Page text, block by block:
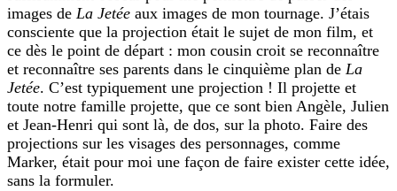
images de La Jetée aux images de mon tournage. J’étais
consciente que la projection était le sujet de mon film, et
ce dès le point de départ : mon cousin croit se reconnaître
et reconnaître ses parents dans le cinquième plan de La
Jetée. C’est typiquement une projection ! Il projette et
toute notre famille projette, que ce sont bien Angèle, Julien
et Jean-Henri qui sont là, de dos, sur la photo. Faire des
projections sur les visages des personnages, comme
Marker, était pour moi une façon de faire exister cette idée,
sans la formuler.